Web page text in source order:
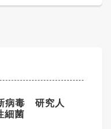
病毒 研究人
細菌